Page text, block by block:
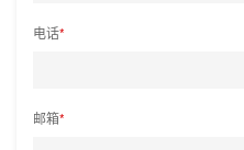
电话*
邮箱*